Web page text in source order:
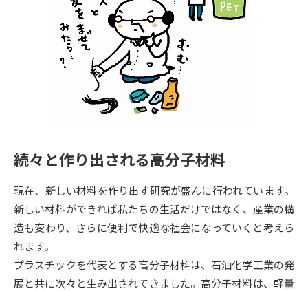
大学・短大以外の資料から請求
専門学校の資料請求 大学院の資料請求
留学・進学関連、塾・予備校
大学入学共通テスト「受験案
内」の請求
大学入学共通テスト「受験上の
幼稚園教員資格認定試験 小学校教員資格認定試験
高等学校（情報）教員資格認定
試験
続々と作り出される高分子材料
現在、新しい材料を作り出す研究が盛んに行われています。
新しい材料ができれば私たちの生活だけではなく、産業の構
造も変わり、さらに便利で快適な社会になっていくと考えら
れます。
プラスチックを代表とする高分子材料は、石油化学工業の発
展と共に次々と生み出されてきました。高分子材料は、軽量